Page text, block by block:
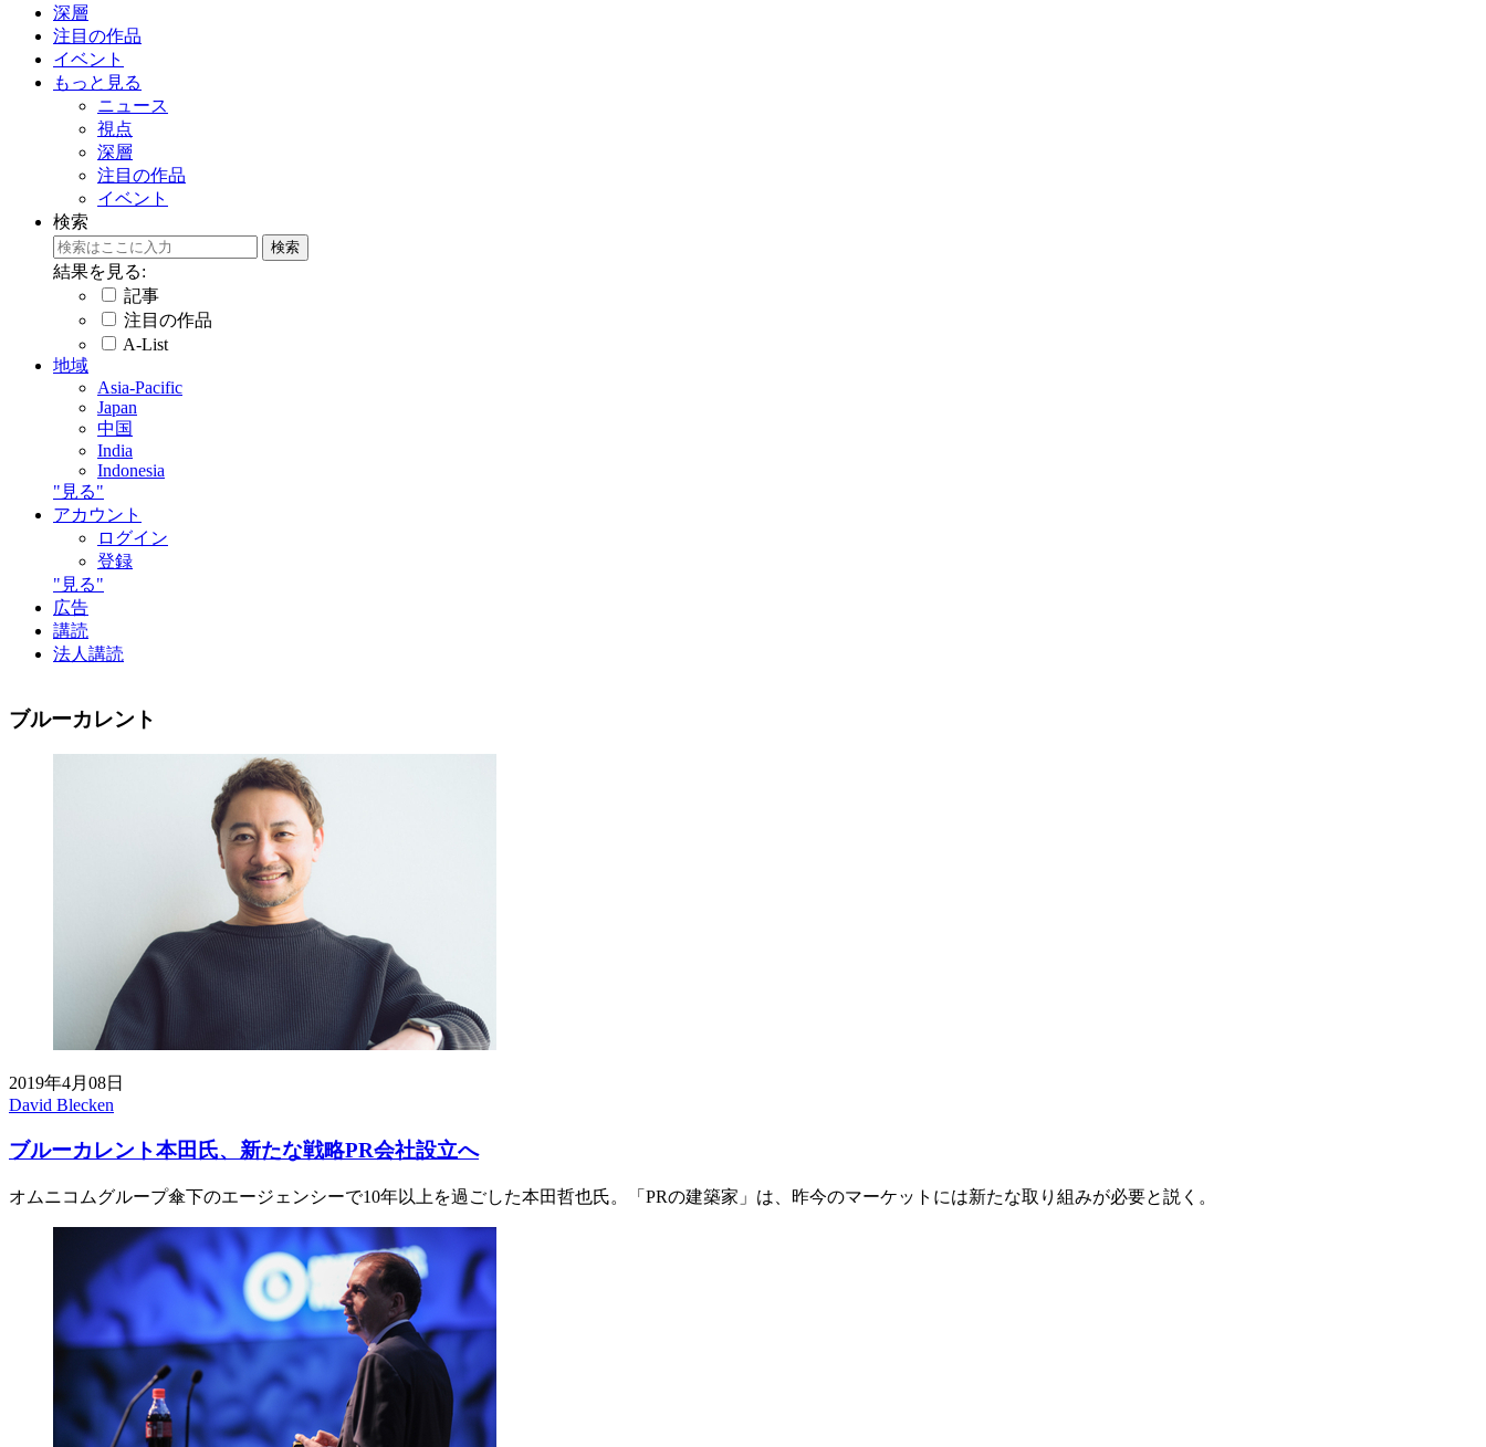
深層
注目の作品
イベント
もっと見る
ニュース
視点
深層
注目の作品
イベント
検索
結果を見る:
記事
注目の作品
A-List
地域
Asia-Pacific
Japan
中国
India
Indonesia
"見る"
アカウント
ログイン
登録
"見る"
広告
講読
法人講読
ブルーカレント
2019年4月08日
David Blecken
ブルーカレント本田氏、新たな戦略PR会社設立へ
オムニコムグループ傘下のエージェンシーで10年以上を過ごした本田哲也氏。「PRの建築家」は、昨今のマーケットには新たな取り組みが必要と説く。